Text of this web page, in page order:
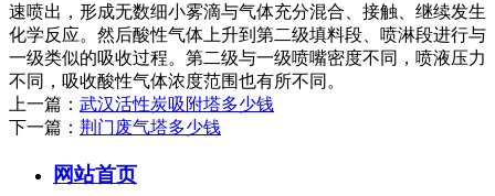
速喷出，形成无数细小雾滴与气体充分混合、接触、继续发生
化学反应。然后酸性气体上升到第二级填料段、喷淋段进行与
一级类似的吸收过程。第二级与一级喷嘴密度不同，喷液压力
不同，吸收酸性气体浓度范围也有所不同。
上一篇： 武汉活性炭吸附塔多少钱
下一篇： 荆门废气塔多少钱
网站首页